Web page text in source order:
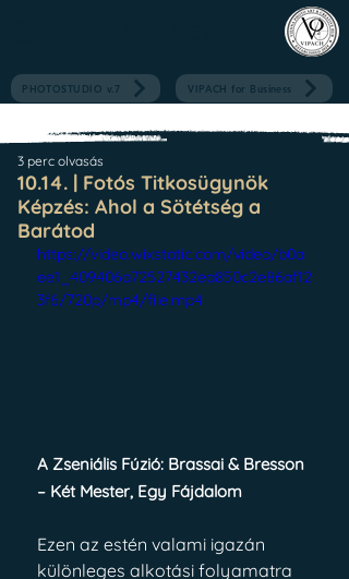
PHOTOSTUDIO v.7 VIPACH for Business
10.14. | Fotós Titkosügynök
Képzés: Ahol a Sötétség a
Barátod
3 perc olvasás
https://video.wixstatic.com/video/b0a
ee1_409406a72527432ea850c2e86af12
3f6/720p/mp4/file.mp4
A Zseniális Fúzió: Brassai & Bresson
– Két Mester, Egy Fájdalom
Ezen az estén valami igazán
különleges alkotási folyamatra